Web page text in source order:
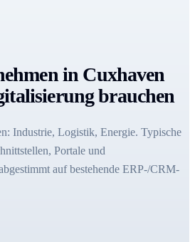
in Cuxhaven
brauchen
Industrie, Logistik, Energie. Typische
Portale und
auf bestehende ERP-/CRM-